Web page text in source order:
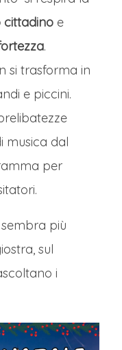
cittadino e
.
si trasforma in
e piccini.
musica dal
per
più
sul
i